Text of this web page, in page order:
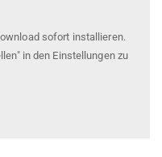
sofort installieren.
in den Einstellungen zu